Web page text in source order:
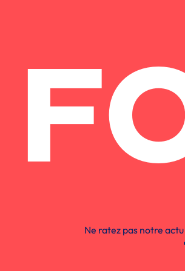
Ne ratez pas notre